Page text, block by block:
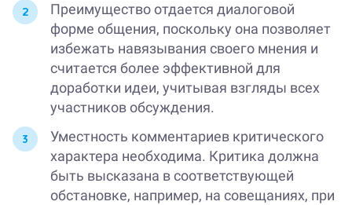
Преимущество отдается диалоговой
форме общения, поскольку она позволяет
избежать навязывания своего мнения и
считается более эффективной для
доработки идеи, учитывая взгляды всех
участников обсуждения.
Уместность комментариев критического
характера необходима. Критика должна
быть высказана в соответствующей
обстановке, например, на совещаниях, при